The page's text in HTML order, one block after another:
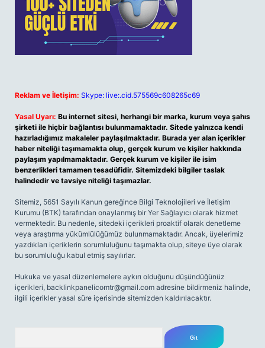
Reklam ve İletişim: Skype: live:.cid.575569c608265c69
Yasal Uyarı: Bu internet sitesi, herhangi bir marka, kurum veya şahıs
şirketi ile hiçbir bağlantısı bulunmamaktadır. Sitede yalnızca kendi
hazırladığımız makaleler paylaşılmaktadır. Burada yer alan içerikler
haber niteliği taşımamakta olup, gerçek kurum ve kişiler hakkında
paylaşım yapılmamaktadır. Gerçek kurum ve kişiler ile isim
benzerlikleri tamamen tesadüfidir. Sitemizdeki bilgiler taslak
halindedir ve tavsiye niteliği taşımazlar.
Sitemiz, 5651 Sayılı Kanun gereğince Bilgi Teknolojileri ve İletişim
Kurumu (BTK) tarafından onaylanmış bir Yer Sağlayıcı olarak hizmet
vermektedir. Bu nedenle, sitedeki içerikleri proaktif olarak denetleme
veya araştırma yükümlülüğümüz bulunmamaktadır. Ancak, üyelerimiz
yazdıkları içeriklerin sorumluluğunu taşımakta olup, siteye üye olarak
bu sorumluluğu kabul etmiş sayılırlar.
Hukuka ve yasal düzenlemelere aykırı olduğunu düşündüğünüz
içerikleri, backlinkpanelicomtr@gmail.com adresine bildirmeniz halinde,
ilgili içerikler yasal süre içerisinde sitemizden kaldırılacaktır.